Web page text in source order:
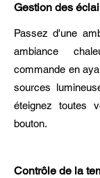
Gestion des
Passez d'une
ambiance
commande en
sources
éteignez toutes
bouton.
Contrôle de la